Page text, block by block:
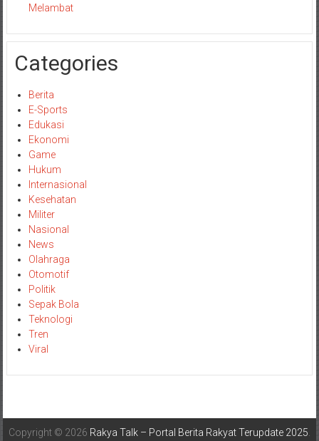
Melambat
Categories
Berita
E-Sports
Edukasi
Ekonomi
Game
Hukum
Internasional
Kesehatan
Militer
Nasional
News
Olahraga
Otomotif
Politik
Sepak Bola
Teknologi
Tren
Viral
Copyright © 2026 Rakya Talk – Portal Berita Rakyat Terupdate 2025